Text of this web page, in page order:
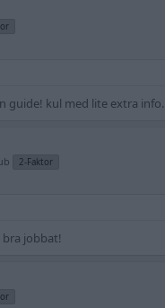
guide! kul med lite extra info.
2-Faktor
jobbat!